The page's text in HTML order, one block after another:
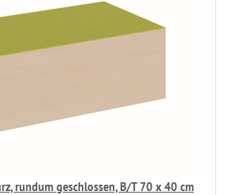
rundum geschlossen, B/T 70 x 40 cm